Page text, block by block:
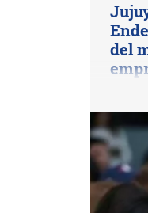
del